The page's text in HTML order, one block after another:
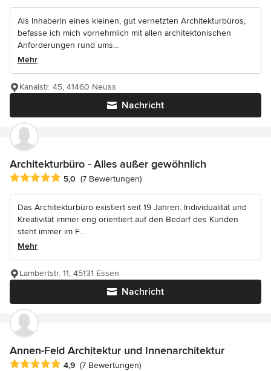
Als Inhaberin eines kleinen, gut vernetzten Architekturbüros,
befasse ich mich vornehmlich mit allen architektonischen
Anforderungen rund ums...
Mehr
Nachricht
Kanalstr. 45, 41460 Neuss
Architekturbüro - Alles außer gewöhnlich
Durchschnittliche Bewertung: 5 von 5 Sternen
5,0 (7 Bewertungen)
Das Architekturbüro existiert seit 19 Jahren. Individualität und
Kreativität immer eng orientiert auf den Bedarf des Kunden
steht immer im F...
Mehr
Nachricht
Lambertstr. 11, 45131 Essen
Annen-Feld Architektur und Innenarchitektur
Durchschnittliche Bewertung: 4.9 von 5 Sternen
4,9 (7 Bewertungen)